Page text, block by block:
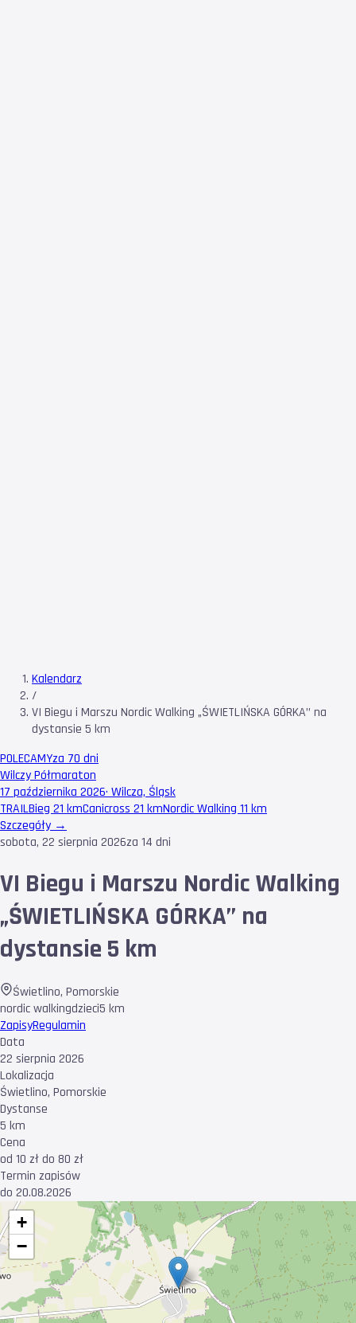
Kalendarz
/
VI Biegu i Marszu Nordic Walking „ŚWIETLIŃSKA GÓRKA’’ na
dystansie 5 km
POLECAMYza 70 dni
Wilczy Półmaraton
17 października 2026· Wilcza, Śląsk
TRAILBieg 21 kmCanicross 21 kmNordic Walking 11 km
Szczegóły →
sobota, 22 sierpnia 2026za 14 dni
VI Biegu i Marszu Nordic Walking
„ŚWIETLIŃSKA GÓRKA’’ na
dystansie 5 km
Świetlino, Pomorskie
nordic walkingdzieci5 km
ZapisyRegulamin
Data
22 sierpnia 2026
Lokalizacja
Świetlino, Pomorskie
Dystanse
5 km
Cena
od 10 zł do 80 zł
Termin zapisów
do 20.08.2026
+
−